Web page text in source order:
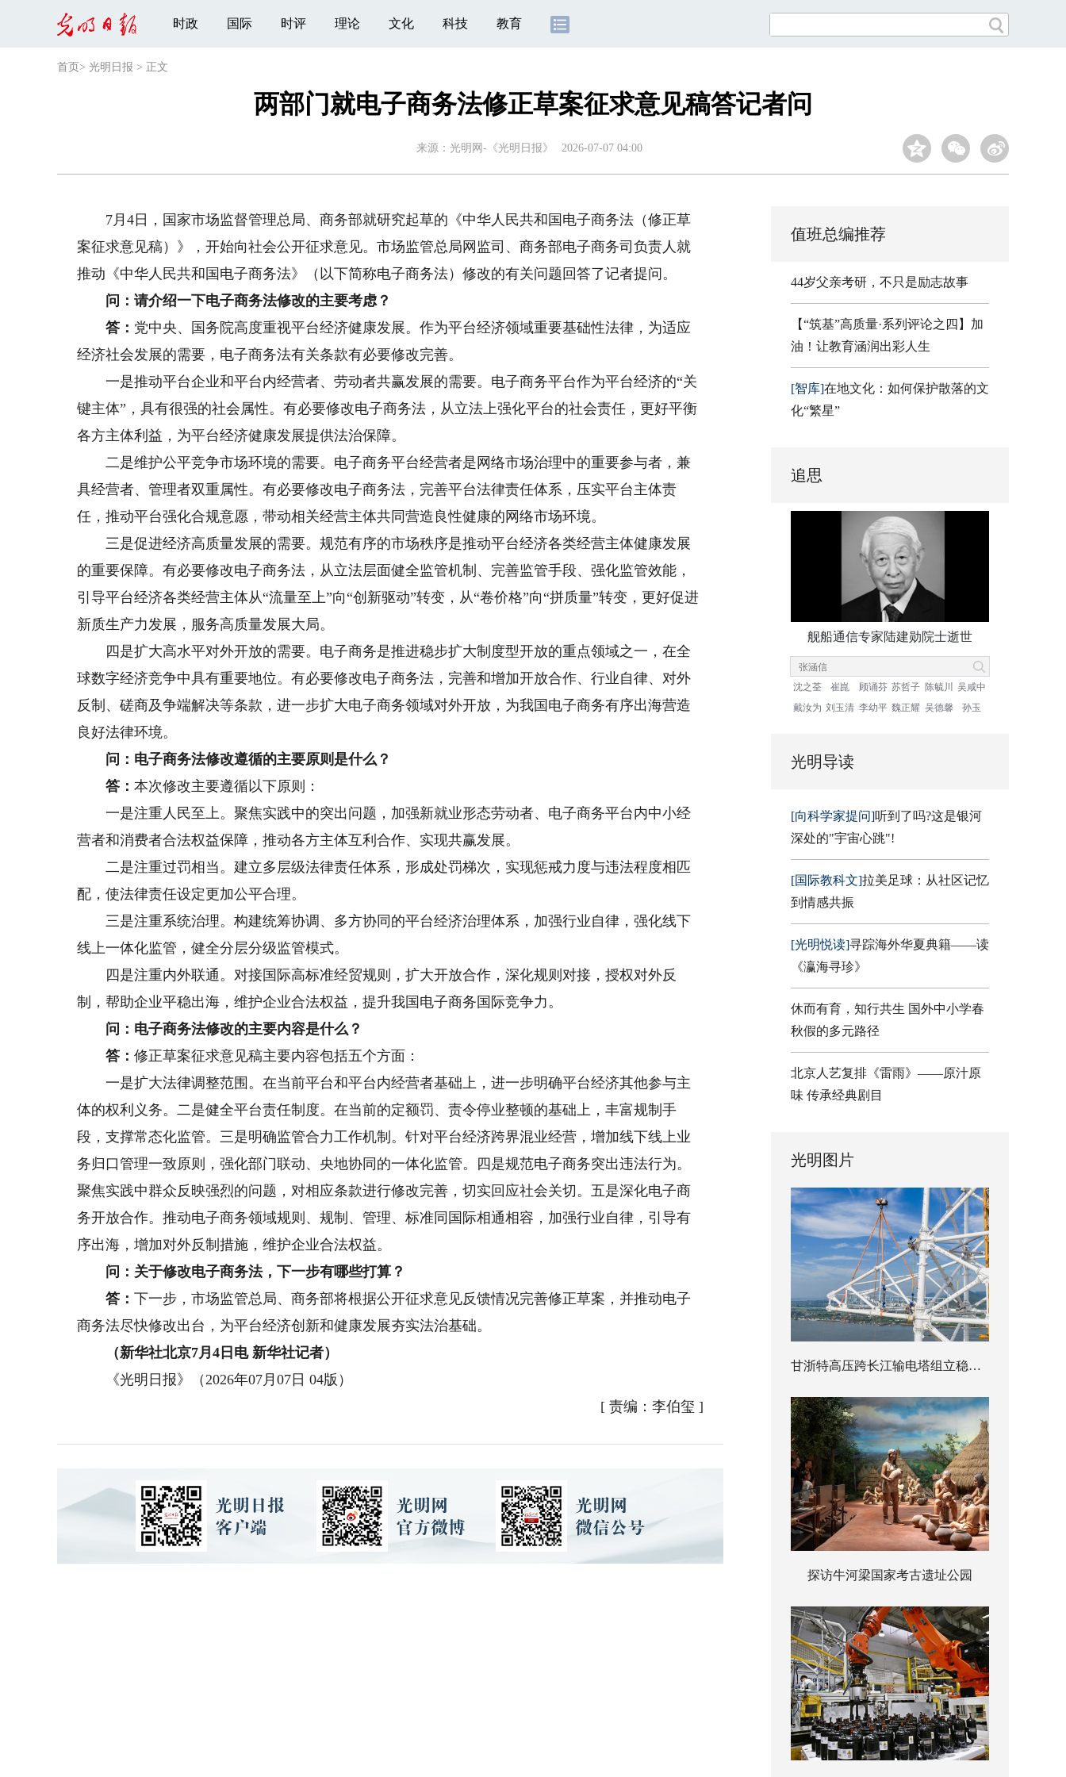
时政 国际 时评 理论 文化 科技 教育
首页 > 光明日报 > 正文
两部门就电子商务法修正草案征求意见稿答记者问
来源： 光明网-《光明日报》 2026-07-07 04:00
7月4日，国家市场监督管理总局、商务部就研究起草的《中华人民共和国电子商务法（修正草
案征求意见稿）》，开始向社会公开征求意见。市场监管总局网监司、商务部电子商务司负责人就
推动《中华人民共和国电子商务法》（以下简称电子商务法）修改的有关问题回答了记者提问。
问：请介绍一下电子商务法修改的主要考虑？
答： 党中央、国务院高度重视平台经济健康发展。作为平台经济领域重要基础性法律，为适应
经济社会发展的需要，电子商务法有关条款有必要修改完善。
一是推动平台企业和平台内经营者、劳动者共赢发展的需要。电子商务平台作为平台经济的“关
键主体”，具有很强的社会属性。有必要修改电子商务法，从立法上强化平台的社会责任，更好平衡
各方主体利益，为平台经济健康发展提供法治保障。
二是维护公平竞争市场环境的需要。电子商务平台经营者是网络市场治理中的重要参与者，兼
具经营者、管理者双重属性。有必要修改电子商务法，完善平台法律责任体系，压实平台主体责
任，推动平台强化合规意愿，带动相关经营主体共同营造良性健康的网络市场环境。
三是促进经济高质量发展的需要。规范有序的市场秩序是推动平台经济各类经营主体健康发展
的重要保障。有必要修改电子商务法，从立法层面健全监管机制、完善监管手段、强化监管效能，
引导平台经济各类经营主体从“流量至上”向“创新驱动”转变，从“卷价格”向“拼质量”转变，更好促进
新质生产力发展，服务高质量发展大局。
四是扩大高水平对外开放的需要。电子商务是推进稳步扩大制度型开放的重点领域之一，在全
球数字经济竞争中具有重要地位。有必要修改电子商务法，完善和增加开放合作、行业自律、对外
反制、磋商及争端解决等条款，进一步扩大电子商务领域对外开放，为我国电子商务有序出海营造
良好法律环境。
问：电子商务法修改遵循的主要原则是什么？
答：本次修改主要遵循以下原则：
一是注重人民至上。聚焦实践中的突出问题，加强新就业形态劳动者、电子商务平台内中小经
营者和消费者合法权益保障，推动各方主体互利合作、实现共赢发展。
二是注重过罚相当。建立多层级法律责任体系，形成处罚梯次，实现惩戒力度与违法程度相匹
配，使法律责任设定更加公平合理。
三是注重系统治理。构建统筹协调、多方协同的平台经济治理体系，加强行业自律，强化线下
线上一体化监管，健全分层分级监管模式。
四是注重内外联通。对接国际高标准经贸规则，扩大开放合作，深化规则对接，授权对外反
制，帮助企业平稳出海，维护企业合法权益，提升我国电子商务国际竞争力。
问：电子商务法修改的主要内容是什么？
答：修正草案征求意见稿主要内容包括五个方面：
一是扩大法律调整范围。在当前平台和平台内经营者基础上，进一步明确平台经济其他参与主
体的权利义务。二是健全平台责任制度。在当前的定额罚、责令停业整顿的基础上，丰富规制手
段，支撑常态化监管。三是明确监管合力工作机制。针对平台经济跨界混业经营，增加线下线上业
务归口管理一致原则，强化部门联动、央地协同的一体化监管。四是规范电子商务突出违法行为。
聚焦实践中群众反映强烈的问题，对相应条款进行修改完善，切实回应社会关切。五是深化电子商
务开放合作。推动电子商务领域规则、规制、管理、标准同国际相通相容，加强行业自律，引导有
序出海，增加对外反制措施，维护企业合法权益。
问：关于修改电子商务法，下一步有哪些打算？
答：下一步，市场监管总局、商务部将根据公开征求意见反馈情况完善修正草案，并推动电子
商务法尽快修改出台，为平台经济创新和健康发展夯实法治基础。
（新华社北京7月4日电 新华社记者）
《光明日报》（2026年07月07日 04版）
[ 责编：李伯玺 ]
值班总编推荐
44岁父亲考研，不只是励志故事
【“筑基”高质量·系列评论之四】加
油！让教育涵润出彩人生
[智库]在地文化：如何保护散落的文
化“繁星”
追思
舰船通信专家陆建勋院士逝世
沈之荃 崔崑 顾诵芬 苏哲子 陈毓川
吴咸中
戴汝为 刘玉清 李幼平 魏正耀 吴德馨 孙玉
光明导读
[向科学家提问]听到了吗?这是银河
深处的"宇宙心跳"!
[国际教科文]拉美足球：从社区记忆
到情感共振
[光明悦读]寻踪海外华夏典籍——读
《瀛海寻珍》
休而有育，知行共生 国外中小学春
秋假的多元路径
北京人艺复排《雷雨》——原汁原
味 传承经典剧目
光明图片
甘浙特高压跨长江输电塔组立稳步推进
探访牛河梁国家考古遗址公园